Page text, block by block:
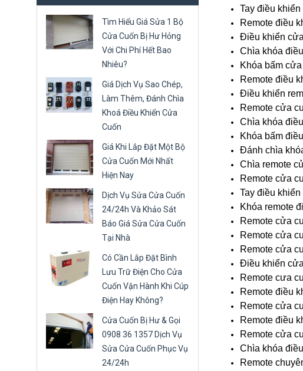
Tìm Hiểu Giá Sửa 1 Bộ
Cửa Cuốn Bị Hư Hỏng
Với Chi Phí Hết Bao
Nhiêu?
Giá Dịch Vụ Sao Chép,
Làm Thêm, Đánh Chìa
Khoá Điều Khiển Cửa
Cuốn
Giá Khi Lắp Đặt Một Bộ
Cửa Cuốn Mới Nhất
Hiện Nay
Dịch Vụ Sửa Cửa Cuốn
24/24h Và Khảo Sát
Báo Giá Sửa Cửa Cuốn
Tại Nhà
Có Cần Lắp Đặt Bình
Lưu Trữ Điện Cho Cửa
Cuốn Vận Hành Khi Cúp
Điện Hay Không?
Cửa Cuốn Bị Hư & Gọi
0908 36 1357 Dịch Vụ
Sửa Cửa Cuốn Phục Vụ
24/24h
Tay điều
Remote điều
Điều khiển
Chìa khóa
Khóa bấm
Remote điều
Điều khiển
Remote cửa
Chìa khóa
Khóa bấm
Đánh chìa
Chìa remote
Remote cửa
Tay điều
Khóa remote
Remote cửa
Remote cửa
Remote cửa
Điều khiển
Remote cưa
Remote điều
Remote cửa
Remote điều
Remote cửa
Chìa khóa
Remote